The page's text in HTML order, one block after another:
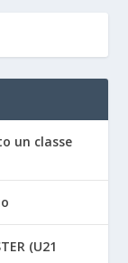
un classe
(U21